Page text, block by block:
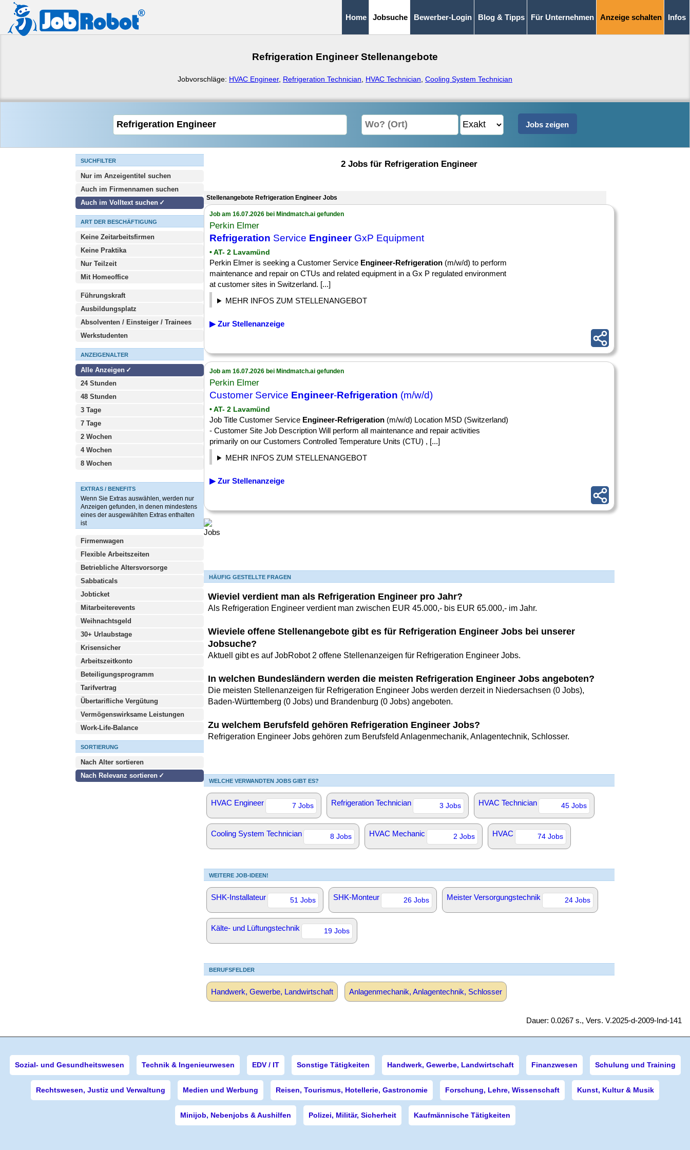
Home Jobsuche Bewerber-Login Blog & Tipps Für Unternehmen Anzeige schalten Infos
Refrigeration Engineer Stellenangebote
Jobvorschläge: HVAC Engineer, Refrigeration Technician HVAC Technician Cooling System Technician
SUCHFILTER
Nur im Anzeigentitel suchen
Auch im Firmennamen suchen
Auch im Volltext suchen
ART DER BESCHÄFTIGUNG
Keine Zeitarbeitsfirmen
Keine Praktika
Nur Teilzeit
Mit Homeoffice
Führungskraft
Ausbildungsplatz
Absolventen / Einsteiger / Trainees
Werkstudenten
ANZEIGENALTER
Alle Anzeigen
24 Stunden
48 Stunden
3 Tage
7 Tage
2 Wochen
4 Wochen
8 Wochen
EXTRAS / BENEFITS
Wenn Sie Extras auswählen, werden nur
Anzeigen gefunden, in denen mindestens
eines der ausgewählten Extras enthalten
ist
Firmenwagen
Flexible Arbeitszeiten
Betriebliche Altersvorsorge
Sabbaticals
Jobticket
Mitarbeiterevents
Weihnachtsgeld
30+ Urlaubstage
Krisensicher
Arbeitszeitkonto
Beteiligungsprogramm
Tarifvertrag
Übertarifliche Vergütung
Vermögenswirksame Leistungen
Work-Life-Balance
SORTIERUNG
Nach Alter sortieren
Nach Relevanz sortieren
2 Jobs für Refrigeration Engineer
Stellenangebote Refrigeration Engineer Jobs
Job am 16.07.2026 bei Mindmatch.ai gefunden
Perkin Elmer
Refrigeration Service EngineerGxP Equipment
• AT- 2 Lavamünd
Perkin Elmer is seeking a Customer Service Engineer-Refrigeration (m/w/d) to perform
maintenance and repair on CTUs and related equipment in a Gx P regulated environment
at customer sites in Switzerland. [...]
MEHR INFOS ZUM STELLENANGEBOT
▶ Zur Stellenanzeige
Job am 16.07.2026 bei Mindmatch.ai gefunden
Perkin Elmer
Customer Service Engineer-Refrigeration (m/w/d)
• AT- 2 Lavamünd
Job Title Customer Service Engineer-Refrigeration (m/w/d) Location MSD (Switzerland)
- Customer Site Job Description Will perform all maintenance and repair activities
primarily on our Customers Controlled Temperature Units (CTU) , [...]
MEHR INFOS ZUM STELLENANGEBOT
▶ Zur Stellenanzeige
HÄUFIG GESTELLTE FRAGEN
Wieviel verdient man als Refrigeration Engineer pro Jahr?
Als Refrigeration Engineer verdient man zwischen EUR 45.000,- bis EUR 65.000,- im Jahr.
Wieviele offene Stellenangebote gibt es für Refrigeration Engineer Jobs bei unserer
Jobsuche?
Aktuell gibt es auf JobRobot 2 offene Stellenanzeigen für Refrigeration Engineer Jobs.
In welchen Bundesländern werden die meisten Refrigeration Engineer Jobs angeboten?
Die meisten Stellenanzeigen für Refrigeration Engineer Jobs werden derzeit in Niedersachsen (0 Jobs),
Baden-Württemberg (0 Jobs) und Brandenburg (0 Jobs) angeboten.
Zu welchem Berufsfeld gehören Refrigeration Engineer Jobs?
Refrigeration Engineer Jobs gehören zum Berufsfeld Anlagenmechanik, Anlagentechnik, Schlosser.
WELCHE VERWANDTEN JOBS GIBT ES?
HVAC Engineer 7 Jobs Refrigeration Technician 3 Jobs HVAC Technician 45 Jobs
Cooling System Technician 8 Jobs HVAC Mechanic 2 Jobs HVAC 74 Jobs
WEITERE JOB-IDEEN!
SHK-Installateur 51 Jobs SHK-Monteur 26 Jobs Meister Versorgungstechnik 24 Jobs
Kälte- und Lüftungstechnik 19 Jobs
BERUFSFELDER
Handwerk, Gewerbe, Landwirtschaft Anlagenmechanik, Anlagentechnik, Schlosser
Dauer: 0.0267 s., Vers. V.2025-d-2009-Ind-141
Sozial- und Gesundheitswesen Technik & Ingenieurwesen EDV / IT Sonstige Tätigkeiten Handwerk, Gewerbe, Landwirtschaft Finanzwesen Schulung und Training
Rechtswesen, Justiz und Verwaltung Medien und Werbung Reisen, Tourismus, Hotellerie, Gastronomie Forschung, Lehre, Wissenschaft Kunst, Kultur & Musik
Minijob, Nebenjobs & Aushilfen Polizei, Militär, Sicherheit Kaufmännische Tätigkeiten